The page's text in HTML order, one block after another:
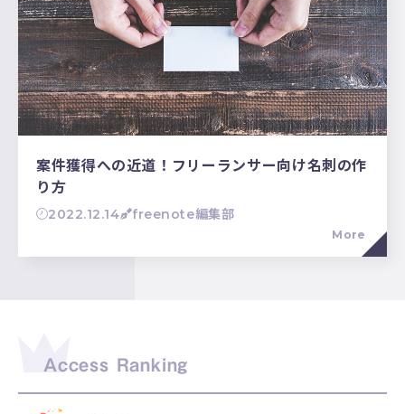
案件獲得への近道！フリーランサー向け名刺の作
り方
2022.12.14 freenote編集部
More
Access Ranking